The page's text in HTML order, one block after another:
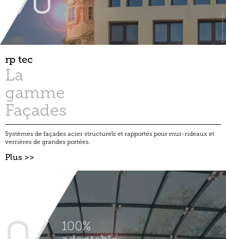
rp tec
La
gamme
Façades
Systèmes de façades acier structurels et rapportés pour mur-rideaux et
verrières de grandes portées.
Plus >>